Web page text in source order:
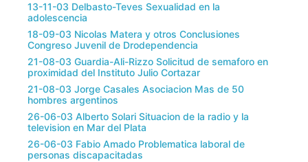
13-11-03 Delbasto-Teves Sexualidad en la
adolescencia
18-09-03 Nicolas Matera y otros Conclusiones
Congreso Juvenil de Drodependencia
21-08-03 Guardia-Ali-Rizzo Solicitud de semaforo en
proximidad del Instituto Julio Cortazar
21-08-03 Jorge Casales Asociacion Mas de 50
hombres argentinos
26-06-03 Alberto Solari Situacion de la radio y la
television en Mar del Plata
26-06-03 Fabio Amado Problematica laboral de
personas discapacitadas